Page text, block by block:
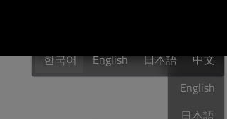
한국어
English
日本語
한국어 English 日本語 中文